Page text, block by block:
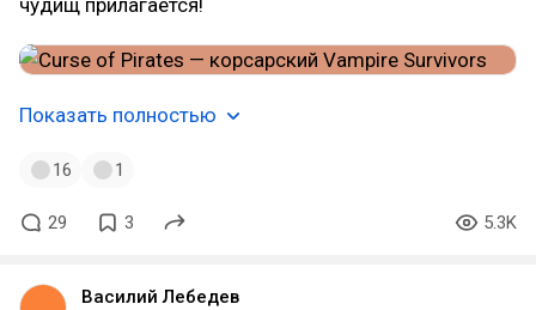
чудищ прилагается!
Показать полностью
16 1
29 3 5.3K
Василий Лебедев